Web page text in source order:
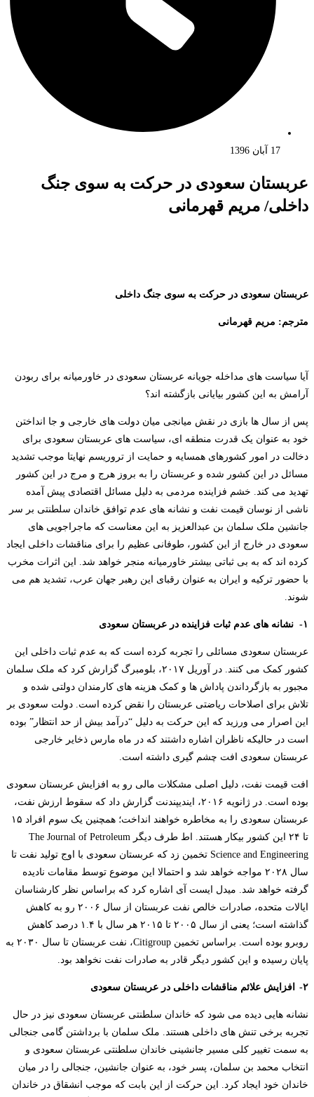
17 آبان 1396
عربستان سعودی در حرکت به سوی جنگ
داخلی/ مریم قهرمانی
عربستان سعودی در حرکت به سوی جنگ داخلی
مترجم: مریم قهرمانی
آیا سیاست های مداخله جویانه عربستان سعودی در خاورمیانه برای ربودن
آرامش به این کشور بیایانی بازگشته اند؟
پس از سال ها بازی در نقش میانجی میان دولت های خارجی و جا انداختن
خود به عنوان یک قدرت منطقه ای، سیاست های عربستان سعودی برای
دخالت در امور کشورهای همسایه و حمایت از تروریسم نهایتا موجب تشدید
مسائل در این کشور شده و عربستان را به بروز هرج و مرج در این کشور
تهدید می کند. خشم فزاینده مردمی به دلیل مسائل اقتصادی پیش آمده
ناشی از نوسان قیمت نفت و نشانه های عدم توافق خاندان سلطنتی بر سر
جانشین ملک سلمان بن عبدالعزیز به این معناست که ماجراجویی های
سعودی در خارج از این کشور، طوفانی عظیم را برای مناقشات داخلی ایجاد
کرده اند که به بی ثباتی بیشتر خاورمیانه منجر خواهد شد. این اثرات مخرب
با حضور ترکیه و ایران به عنوان رقبای این رهبر جهان عرب، تشدید هم می
شوند.
۱- نشانه های عدم ثبات فزاینده در عربستان سعودی
عربستان سعودی مسائلی را تجربه کرده است که به عدم ثبات داخلی این
کشور کمک می کنند. در آوریل ۲۰۱۷، بلومبرگ گزارش کرد که ملک سلمان
مجبور به بازگرداندن پاداش ها و کمک هزینه های کارمندان دولتی شده و
تلاش برای اصلاحات ریاضتی عربستان را نقض کرده است. دولت سعودی بر
این اصرار می ورزید که این حرکت به دلیل “درآمد بیش از حد انتظار” بوده
است در حالیکه ناظران اشاره داشتند که در ماه مارس ذخایر خارجی
عربستان سعودی افت چشم گیری داشته است.
افت قیمت نفت، دلیل اصلی مشکلات مالی رو به افزایش عربستان سعودی
بوده است. در ژانویه ۲۰۱۶، ایندیپندنت گزارش داد که سقوط ارزش نفت،
عربستان سعودی را به مخاطره خواهند انداخت؛ همچنین یک سوم افراد ۱۵
تا ۲۴ این کشور بیکار هستند. اط طرف دیگر
The Journal of Petroleum
Science and Engineering تخمین زد که عربستان سعودی با اوج تولید نفت تا
سال ۲۰۲۸ مواجه خواهد شد و احتمالا این موضوع توسط مقامات نادیده
گرفته خواهد شد. میدل ایست آی اشاره کرد که براساس نظر کارشناسان
ایالات متحده، صادرات خالص نفت عربستان از سال ۲۰۰۶ رو به کاهش
گذاشته است؛ یعنی از سال ۲۰۰۵ تا ۲۰۱۵ هر سال با ۱.۴ درصد کاهش
روبرو بوده است. براساس تخمین Citigroup
، نفت عربستان تا سال ۲۰۳۰ به
پایان رسیده و این کشور دیگر قادر به صادرات نفت نخواهد بود.
۲- افزایش علائم مناقشات داخلی در عربستان سعودی
نشانه هایی دیده می شود که خاندان سلطنتی عربستان سعودی نیز در حال
تجربه برخی تنش های داخلی هستند. ملک سلمان با برداشتن گامی جنجالی
به سمت تغییر کلی مسیر جانشینی خاندان سلطنتی عربستان سعودی و
انتخاب محمد بن سلمان، پسر خود، به عنوان جانشین، جنجالی را در میان
خاندان خود ایجاد کرد. این حرکت از این بابت که موجب انشقاق در خاندان